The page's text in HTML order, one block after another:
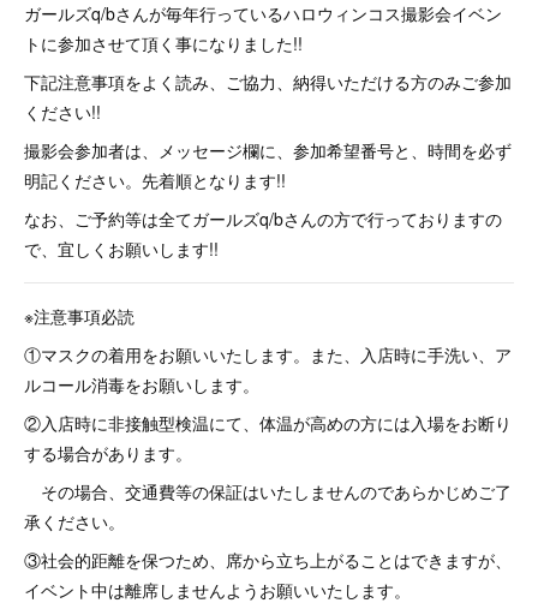
ガールズq/bさんが毎年行っているハロウィンコス撮影会イベン
トに参加させて頂く事になりました!!
下記注意事項をよく読み、ご協力、納得いただける方のみご参加
ください!!
撮影会参加者は、メッセージ欄に、参加希望番号と、時間を必ず
明記ください。先着順となります!!
なお、ご予約等は全てガールズq/bさんの方で行っておりますの
で、宜しくお願いします!!
※注意事項必読
①マスクの着用をお願いいたします。また、入店時に手洗い、ア
ルコール消毒をお願いします。
②入店時に非接触型検温にて、体温が高めの方には入場をお断り
する場合があります。
その場合、交通費等の保証はいたしませんのであらかじめご了
承ください。
③社会的距離を保つため、席から立ち上がることはできますが、
イベント中は離席しませんようお願いいたします。